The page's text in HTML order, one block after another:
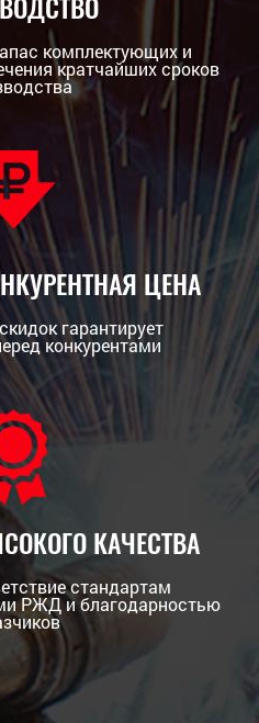
комплектующих и
кратчайших сроков
ЦЕНА
гарантирует
конкурентами
КАЧЕСТВА
стандартам
РЖД и благодарностью